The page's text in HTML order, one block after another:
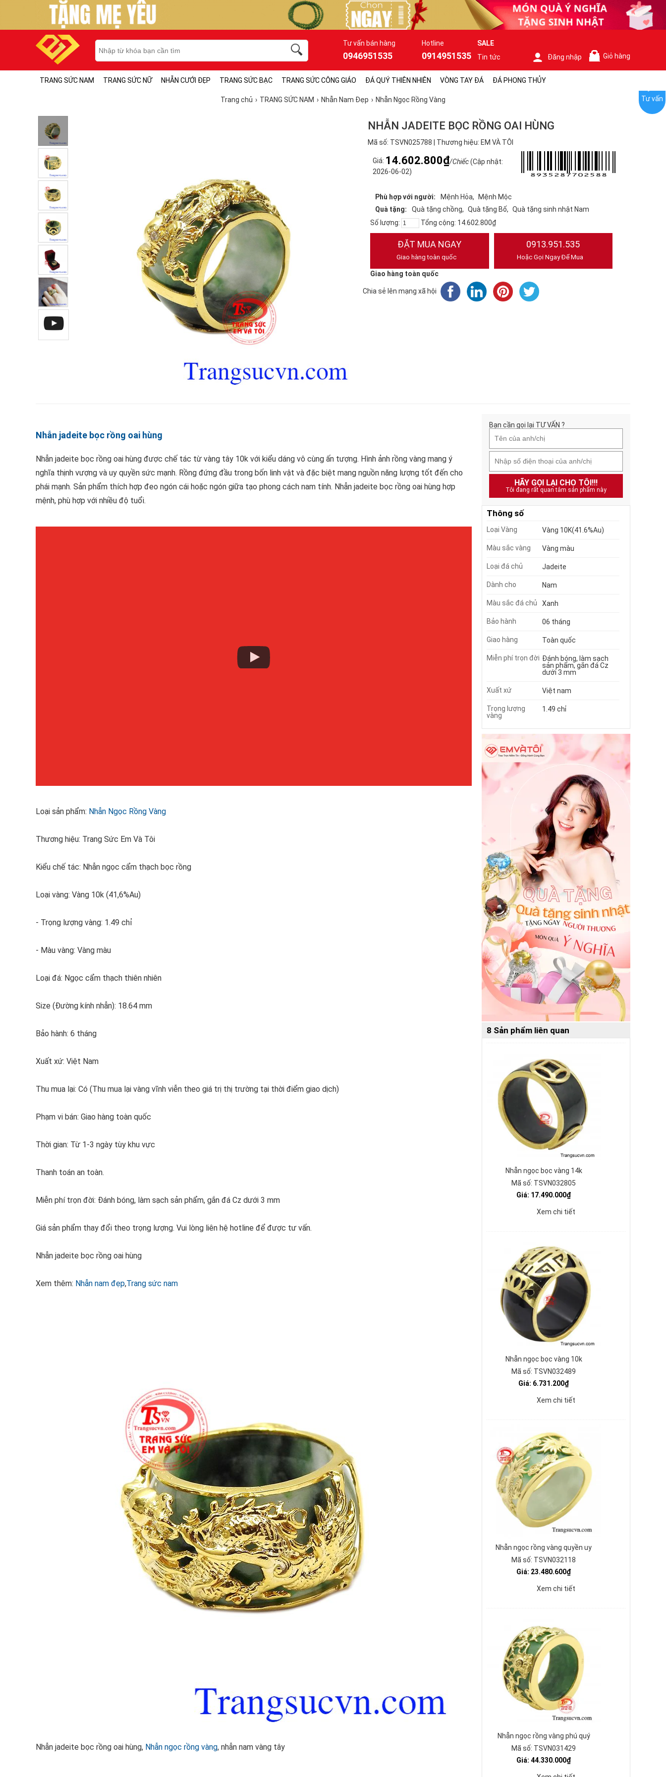
Tư vấn bán hàng
0946951535
Hotline
0914951535
SALE
Tin tức
Đăng nhập Giỏ hàng
TRANG SỨC NAM TRANG SỨC NỮ NHẪN CƯỚI ĐẸP TRANG SỨC BẠC TRANG SỨC CÔNG GIÁO ĐÁ QUÝ THIÊN NHIÊN VÒNG TAY ĐÁ ĐÁ PHONG THỦY
Trang chủ TRANG SỨC NAM Nhẫn Nam Đẹp Nhẫn Ngọc Rồng Vàng
NHẪN JADEITE BỌC RỒNG OAI HÙNG
Mã số: TSVN025788 | Thương hiệu: EM VÀ TÔI
Giá: 14.602.800₫/Chiếc(Cập nhật:
2026-06-02)
Phù hợp với người: Mệnh Hỏa
Mệnh Mộc
Quà tặng:
Quà tặng chồng Quà tặng Bố
Quà tặng sinh nhật Nam
Số lượng:
Tổng cộng: 14.602.800₫
ĐẶT MUA NGAY
Giao hàng toàn quốc
0913.951.535
Hoặc Gọi Ngay Để Mua
Giao hàng toàn quốc
Chia sẻ lên mạng xã hội
Nhẫn jadeite bọc rồng oai hùng
Nhẫn jadeite bọc rồng oai hùng được chế tác từ vàng tây 10k với kiểu dáng vô cùng ấn tượng. Hình ảnh rồng vàng mang ý
nghĩa thịnh vượng và uy quyền sức mạnh. Rồng đứng đầu trong bốn linh vật và đặc biệt mang nguồn năng lượng tốt đến cho
phái mạnh. Sản phẩm thích hợp đeo ngón cái hoặc ngón giữa tạo phong cách nam tính. Nhẫn jadeite bọc rồng oai hùng hợp
mệnh, phù hợp với nhiều độ tuổi.
Loại sản phẩm: Nhẫn Ngọc Rồng Vàng
Thương hiệu: Trang Sức Em Và Tôi
Kiểu chế tác: Nhẫn ngọc cẩm thạch bọc rồng
Loại vàng: Vàng 10k (41,6%Au)
- Trọng lượng vàng: 1.49 chỉ
- Màu vàng: Vàng màu
Loại đá: Ngọc cẩm thạch thiên nhiên
Size (Đường kính nhẫn): 18.64 mm
Bảo hành: 6 tháng
Xuất xứ: Việt Nam
Thu mua lại: Có (Thu mua lại vàng vĩnh viễn theo giá trị thị trường tại thời điểm giao dịch)
Phạm vi bán: Giao hàng toàn quốc
Thời gian: Từ 1-3 ngày tùy khu vực
Thanh toán an toàn.
Miễn phí trọn đời: Đánh bóng, làm sạch sản phẩm, gắn đá Cz dưới 3 mm
Giá sản phẩm thay đổi theo trọng lượng. Vui lòng liên hệ hotline để được tư vấn.
Nhẫn jadeite bọc rồng oai hùng
Xem thêm: Nhẫn nam đẹp,Trang sức nam
Nhẫn jadeite bọc rồng oai hùng, Nhẫn ngọc rồng vàng, nhẫn nam vàng tây
Bạn cần gọi lại TƯ VẤN ?
HÃY GỌI LẠI CHO TÔI!!!
Tôi đang rất quan tâm sản phẩm này
Thông số
Loại Vàng Vàng 10K(41.6%Au)
Màu sắc vàng Vàng màu
Loại đá chủ Jadeite
Dành cho Nam
Màu sắc đá chủ Xanh
Bảo hành 06 tháng
Giao hàng Toàn quốc
Miễn phí trọn đời Đánh bóng, làm sạch
sản phẩm, gắn đá Cz
dưới 3 mm
Xuất xứ Việt nam
Trọng lượng
vàng
1.49 chỉ
8 Sản phẩm liên quan
Nhẫn ngọc bọc vàng 14k
Mã số: TSVN032805
Giá: 17.490.000₫
Xem chi tiết
Nhẫn ngọc bọc vàng 10k
Mã số: TSVN032489
Giá: 6.731.200₫
Xem chi tiết
Nhẫn ngọc rồng vàng quyền uy
Mã số: TSVN032118
Giá: 23.480.600₫
Xem chi tiết
Nhẫn ngọc rồng vàng phú quý
Mã số: TSVN031429
Giá: 44.330.000₫
Tư vấn